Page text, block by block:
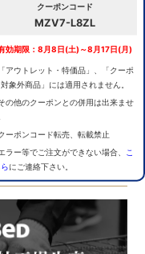
クーポンコード
MZV7-L8ZL
効期限：8月8日(土)～8月17日(月)
アウトレット・特価品」、「クーポ
象外商品」には適用されません。
の他のクーポンとの併用は出来ませ
ーポンコード転売、転載禁止
ラー等でご注文ができない場合、
こ
にご連絡下さい。
STANDARD)規格」
クリアすること
わしい品質を保ち続
す。